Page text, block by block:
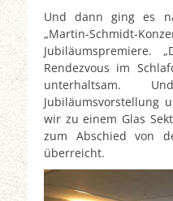
Und dann ging es
„Martin-Schmidt-
Jubiläumspremiere.
Rendezvous im
unterhaltsam.
Jubiläumsvorstellung
wir zu einem Glas
zum Abschied von
überreicht.